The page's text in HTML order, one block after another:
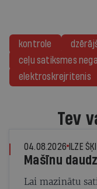
kontrole
ceļu satiksmes
elektroskrejritenis
Tev
04.08.2026 ILZE
Mašīnu
Lai mazinātu